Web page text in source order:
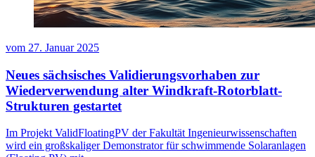
vom 27. Januar 2025
Neues sächsisches Validierungsvorhaben zur
Wiederverwendung alter Windkraft-Rotorblatt-
Strukturen gestartet
Im Projekt ValidFloatingPV der Fakultät Ingenieurwissenschaften
wird ein großskaliger Demonstrator für schwimmende Solaranlagen